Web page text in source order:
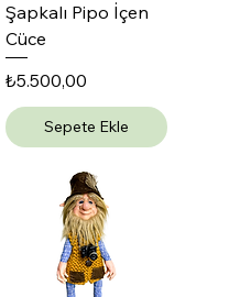
Şapkalı Pipo İçen
Cüce
Fiyat
₺5.500,00
Sepete Ekle